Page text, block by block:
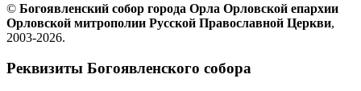
© Богоявленский собор города Орла Орловской епархии
Орловской митрополии Русской Православной Церкви,
2003-2026.
Реквизиты Богоявленского собора